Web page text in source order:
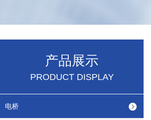
产品展示
PRODUCT DISPLAY
电桥